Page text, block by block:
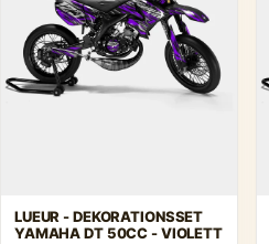
LUEUR - DEKORATIONSSET
YAMAHA DT 50CC - VIOLETT